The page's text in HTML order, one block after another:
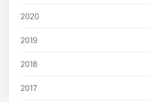
2020
2019
2018
2017